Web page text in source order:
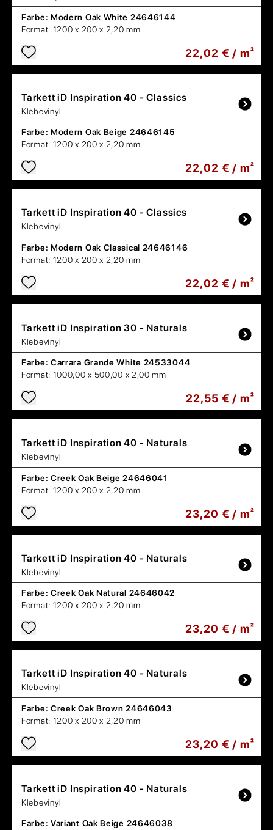
Farbe: Modern Oak White 24646144
Format: 1200 x 200 x 2,20 mm
22,02 € / m²
Tarkett iD Inspiration 40 - Classics
Klebevinyl
Farbe: Modern Oak Beige 24646145
Format: 1200 x 200 x 2,20 mm
22,02 € / m²
Tarkett iD Inspiration 40 - Classics
Klebevinyl
Farbe: Modern Oak Classical 24646146
Format: 1200 x 200 x 2,20 mm
22,02 € / m²
Tarkett iD Inspiration 30 - Naturals
Klebevinyl
Farbe: Carrara Grande White 24533044
Format: 1000,00 x 500,00 x 2,00 mm
22,55 € / m²
Tarkett iD Inspiration 40 - Naturals
Klebevinyl
Farbe: Creek Oak Beige 24646041
Format: 1200 x 200 x 2,20 mm
23,20 € / m²
Tarkett iD Inspiration 40 - Naturals
Klebevinyl
Farbe: Creek Oak Natural 24646042
Format: 1200 x 200 x 2,20 mm
23,20 € / m²
Tarkett iD Inspiration 40 - Naturals
Klebevinyl
Farbe: Creek Oak Brown 24646043
Format: 1200 x 200 x 2,20 mm
23,20 € / m²
Tarkett iD Inspiration 40 - Naturals
Klebevinyl
Farbe: Variant Oak Beige 24646038